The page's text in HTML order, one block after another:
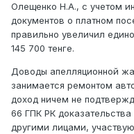
Олещенко Н.А., с учетом
документов о платном
правильно увеличил
145 700 тенге.
Доводы апелляционной
занимается ремонтом
доход ничем не
66 ГПК РК
другими лицами,